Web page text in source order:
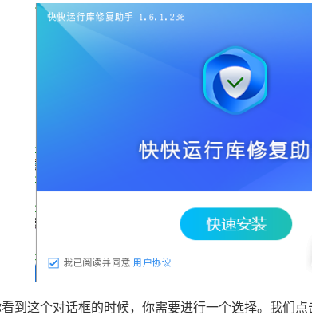
到这个对话框的时候，你需要进行一个选择。我们点